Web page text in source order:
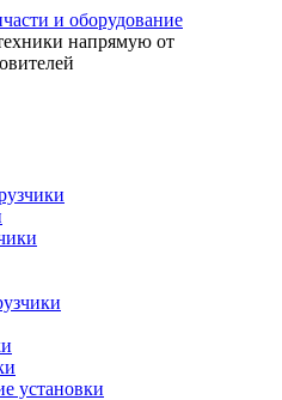
напрямую от
установки